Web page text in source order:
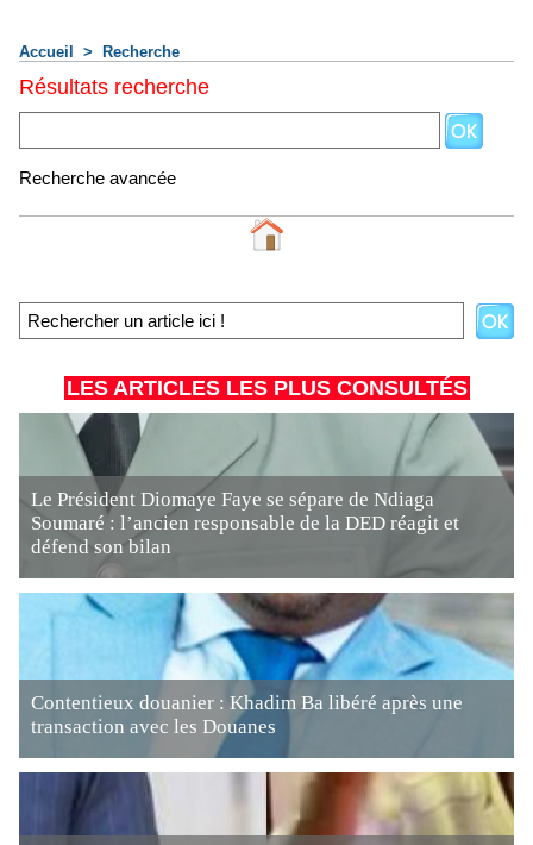
Accueil > Recherche
Résultats recherche
Recherche avancée
LES ARTICLES LES PLUS CONSULTÉS
Le Président Diomaye Faye se sépare de Ndiaga
Soumaré : l’ancien responsable de la DED réagit et
défend son bilan
Contentieux douanier : Khadim Ba libéré après une
transaction avec les Douanes